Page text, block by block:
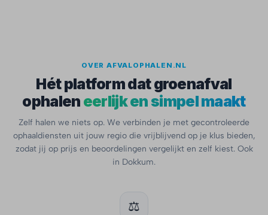
OVER AFVALOPHALEN.NL
Hét platform dat groenafval
ophalen eerlijk en simpel maakt
Zelf halen we niets op. We verbinden je met gecontroleerde
ophaaldiensten uit jouw regio die vrijblijvend op je klus bieden,
zodat jij op prijs en beoordelingen vergelijkt en zelf kiest. Ook
in Dokkum.
⚖️